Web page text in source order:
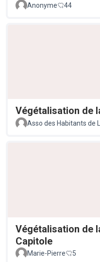
Anonyme 44
Végétalisation de
Asso des Habitants de
Végétalisation de
Capitole
Marie-Pierre 5